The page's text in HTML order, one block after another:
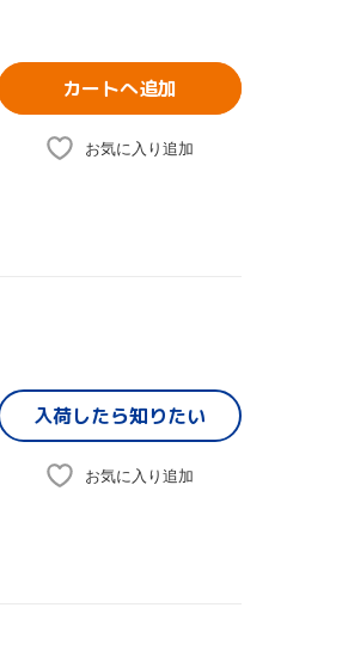
カートへ追加
お気に入り追加
入荷したら知りたい
お気に入り追加